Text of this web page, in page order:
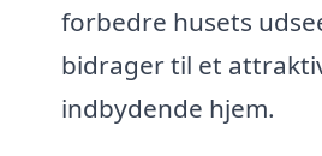
forbedre husets
bidrager til et
indbydende hjem.